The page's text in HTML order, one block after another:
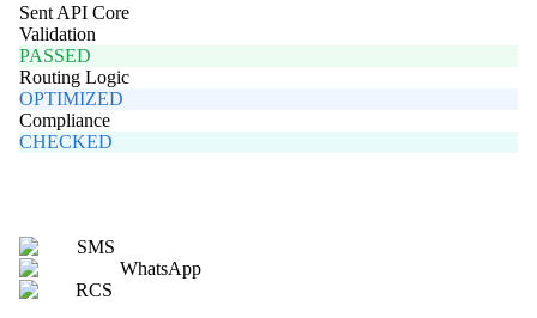
Sent API Core
Validation
PASSED
Routing Logic
OPTIMIZED
Compliance
CHECKED
SMS
WhatsApp
RCS